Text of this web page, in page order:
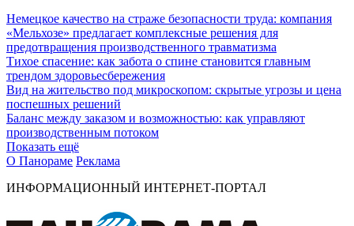
Немецкое качество на страже безопасности труда: компания
«Мельхозе» предлагает комплексные решения для
предотвращения производственного травматизма
Тихое спасение: как забота о спине становится главным
трендом здоровьесбережения
Вид на жительство под микроскопом: скрытые угрозы и цена
поспешных решений
Баланс между заказом и возможностью: как управляют
производственным потоком
Показать ещё
О Панораме Реклама
ИНФОРМАЦИОННЫЙ ИНТЕРНЕТ-ПОРТАЛ